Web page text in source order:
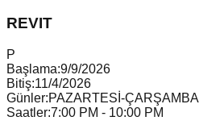
REVIT
P
Başlama:9/9/2026
Bitiş:11/4/2026
Günler:PAZARTESİ-ÇARŞAMBA
Saatler:7:00 PM - 10:00 PM